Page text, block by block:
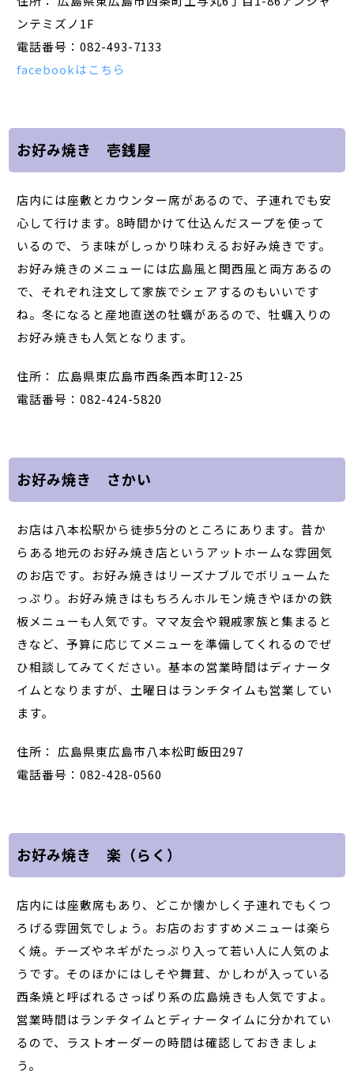
ンテミズノ1F
電話番号：082-493-7133
facebookはこちら
お好み焼き 壱銭屋
店内には座敷とカウンター席があるので、子連れでも安
心して行けます。8時間かけて仕込んだスープを使って
いるので、うま味がしっかり味わえるお好み焼きです。
お好み焼きのメニューには広島風と関西風と両方あるの
で、それぞれ注文して家族でシェアするのもいいです
ね。冬になると産地直送の牡蠣があるので、牡蠣入りの
お好み焼きも人気となります。
住所： 広島県東広島市西条西本町12-25
電話番号：082-424-5820
お好み焼き さかい
お店は八本松駅から徒歩5分のところにあります。昔か
らある地元のお好み焼き店というアットホームな雰囲気
のお店です。お好み焼きはリーズナブルでボリュームた
っぷり。お好み焼きはもちろんホルモン焼きやほかの鉄
板メニューも人気です。ママ友会や親戚家族と集まると
きなど、予算に応じてメニューを準備してくれるのでぜ
ひ相談してみてください。基本の営業時間はディナータ
イムとなりますが、土曜日はランチタイムも営業してい
ます。
住所： 広島県東広島市八本松町飯田297
電話番号：082-428-0560
お好み焼き 楽（らく）
店内には座敷席もあり、どこか懐かしく子連れでもくつ
ろげる雰囲気でしょう。お店のおすすめメニューは楽ら
く焼。チーズやネギがたっぷり入って若い人に人気のよ
うです。そのほかにはしそや舞茸、かしわが入っている
西条焼と呼ばれるさっぱり系の広島焼きも人気ですよ。
営業時間はランチタイムとディナータイムに分かれてい
るので、ラストオーダーの時間は確認しておきましょ
う。